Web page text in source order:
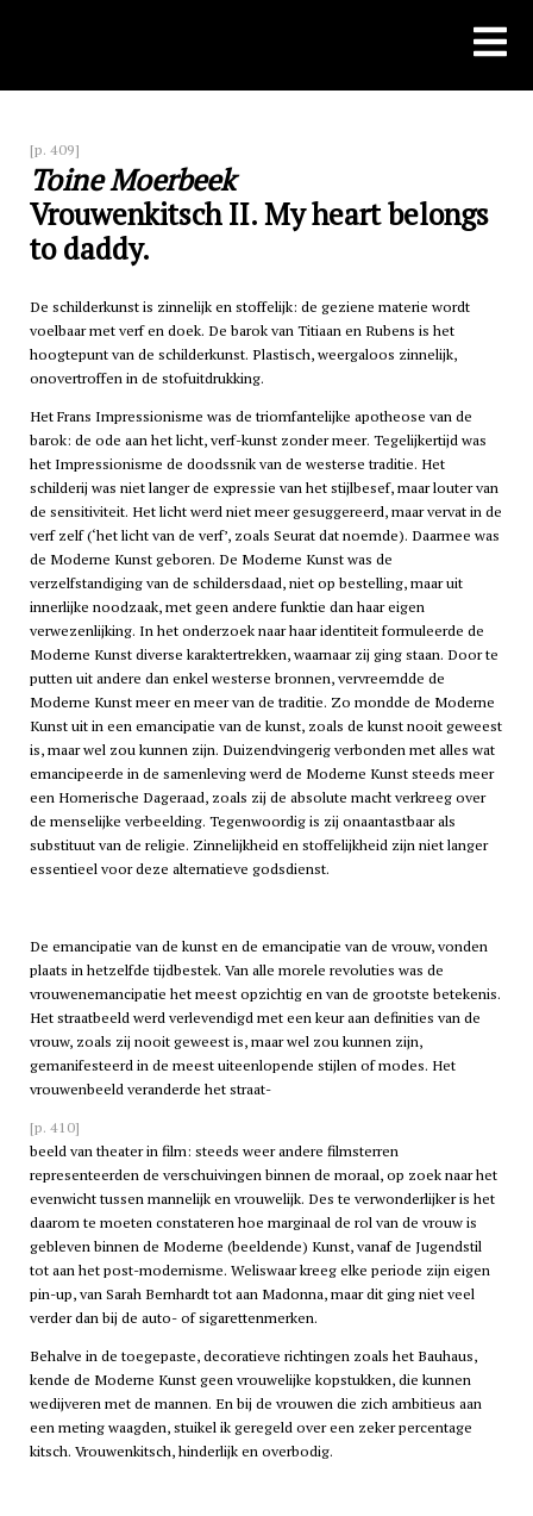
[p. 409]
Toine Moerbeek
Vrouwenkitsch II. My heart belongs
to daddy.
De schilderkunst is zinnelijk en stoffelijk: de geziene materie wordt
voelbaar met verf en doek. De barok van Titiaan en Rubens is het
hoogtepunt van de schilderkunst. Plastisch, weergaloos zinnelijk,
onovertroffen in de stofuitdrukking.
Het Frans Impressionisme was de triomfantelijke apotheose van de
barok: de ode aan het licht, verf-kunst zonder meer. Tegelijkertijd was
het Impressionisme de doodssnik van de westerse traditie. Het
schilderij was niet langer de expressie van het stijlbesef, maar louter van
de sensitiviteit. Het licht werd niet meer gesuggereerd, maar vervat in de
verf zelf (‘het licht van de verf’, zoals Seurat dat noemde). Daarmee was
de Moderne Kunst geboren. De Moderne Kunst was de
verzelfstandiging van de schildersdaad, niet op bestelling, maar uit
innerlijke noodzaak, met geen andere funktie dan haar eigen
verwezenlijking. In het onderzoek naar haar identiteit formuleerde de
Moderne Kunst diverse karaktertrekken, waarnaar zij ging staan. Door te
putten uit andere dan enkel westerse bronnen, vervreemdde de
Moderne Kunst meer en meer van de traditie. Zo mondde de Moderne
Kunst uit in een emancipatie van de kunst, zoals de kunst nooit geweest
is, maar wel zou kunnen zijn. Duizendvingerig verbonden met alles wat
emancipeerde in de samenleving werd de Moderne Kunst steeds meer
een Homerische Dageraad, zoals zij de absolute macht verkreeg over
de menselijke verbeelding. Tegenwoordig is zij onaantastbaar als
substituut van de religie. Zinnelijkheid en stoffelijkheid zijn niet langer
essentieel voor deze alternatieve godsdienst.
De emancipatie van de kunst en de emancipatie van de vrouw, vonden
plaats in hetzelfde tijdbestek. Van alle morele revoluties was de
vrouwenemancipatie het meest opzichtig en van de grootste betekenis.
Het straatbeeld werd verlevendigd met een keur aan definities van de
vrouw, zoals zij nooit geweest is, maar wel zou kunnen zijn,
gemanifesteerd in de meest uiteenlopende stijlen of modes. Het
vrouwenbeeld veranderde het straat-
[p. 410]
beeld van theater in film: steeds weer andere filmsterren
representeerden de verschuivingen binnen de moraal, op zoek naar het
evenwicht tussen mannelijk en vrouwelijk. Des te verwonderlijker is het
daarom te moeten constateren hoe marginaal de rol van de vrouw is
gebleven binnen de Moderne (beeldende) Kunst, vanaf de Jugendstil
tot aan het post-modernisme. Weliswaar kreeg elke periode zijn eigen
pin-up, van Sarah Bernhardt tot aan Madonna, maar dit ging niet veel
verder dan bij de auto- of sigarettenmerken.
Behalve in de toegepaste, decoratieve richtingen zoals het Bauhaus,
kende de Moderne Kunst geen vrouwelijke kopstukken, die kunnen
wedijveren met de mannen. En bij de vrouwen die zich ambitieus aan
een meting waagden, stuikel ik geregeld over een zeker percentage
kitsch. Vrouwenkitsch, hinderlijk en overbodig.